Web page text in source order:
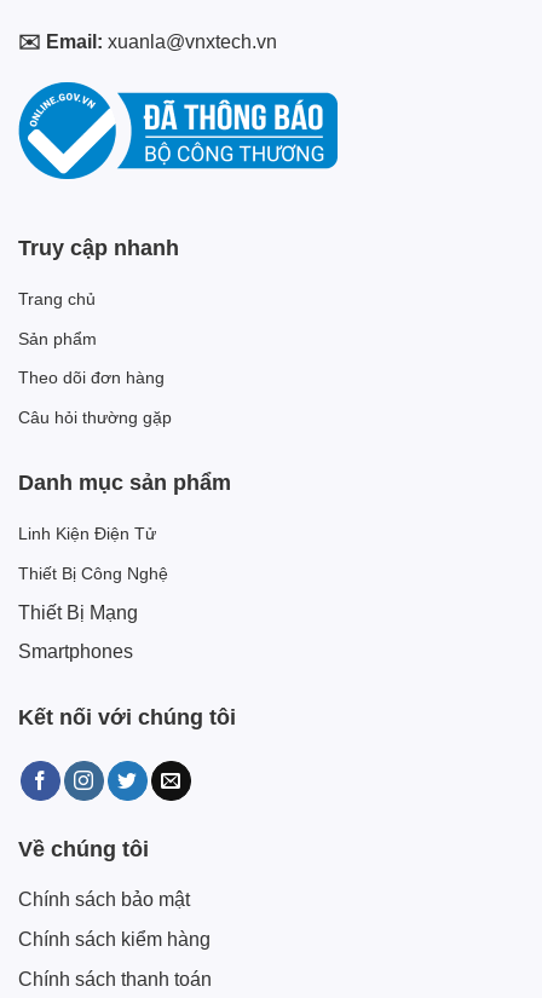
✉️ Email: xuanla@vnxtech.vn
Truy cập nhanh
Trang chủ
Sản phẩm
Theo dõi đơn hàng
Câu hỏi thường gặp
Danh mục sản phẩm
Linh Kiện Điện Tử
Thiết Bị Công Nghệ
Thiết Bị Mạng
Smartphones
Kết nối với chúng tôi
Về chúng tôi
Chính sách bảo mật
Chính sách kiểm hàng
Chính sách thanh toán